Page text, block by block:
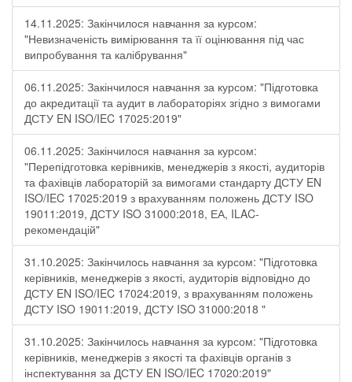
14.11.2025: Закінчилося навчання за курсом:
"Невизначеність вимірювання та її оцінювання під час
випробування та калібрування"
06.11.2025: Закінчилося навчання за курсом: "Підготовка
до акредитації та аудит в лабораторіях згідно з вимогами
ДСТУ EN ISO/IEC 17025:2019"
06.11.2025: Закінчилося навчання за курсом:
"Перепідготовка керівників, менеджерів з якості, аудиторів
та фахівців лабораторій за вимогами стандарту ДСТУ EN
ISO/IEC 17025:2019 з врахуванням положень ДСТУ ISO
19011:2019, ДСТУ ISO 31000:2018, ЕА, ILAC-
рекомендацій"
31.10.2025: Закінчилось навчання за курсом: "Підготовка
керівників, менеджерів з якості, аудиторів відповідно до
ДСТУ EN ISO/IEC 17024:2019, з врахуванням положень
ДСТУ ISO 19011:2019, ДСТУ ISO 31000:2018 "
31.10.2025: Закінчилось навчання за курсом: "Підготовка
керівників, менеджерів з якості та фахівців органів з
інспектування за ДСТУ EN ISO/IEC 17020:2019"